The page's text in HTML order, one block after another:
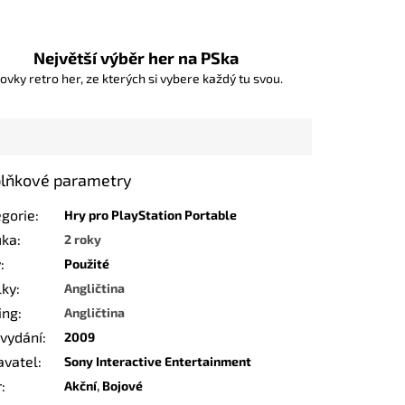
Největší výběr her na PSka
retro her, ze kterých si vybere každý tu svou.
parametry
: Hry pro PlayStation Portable
: 2 roky
: Použité
: Angličtina
: Angličtina
: 2009
: Sony Interactive Entertainment
: Akční, Bojové